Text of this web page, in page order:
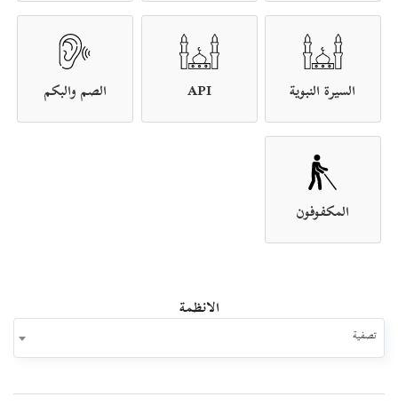
السيرة النبوية API الصم والبكم
المكفوفون
الانظمة
تصفية